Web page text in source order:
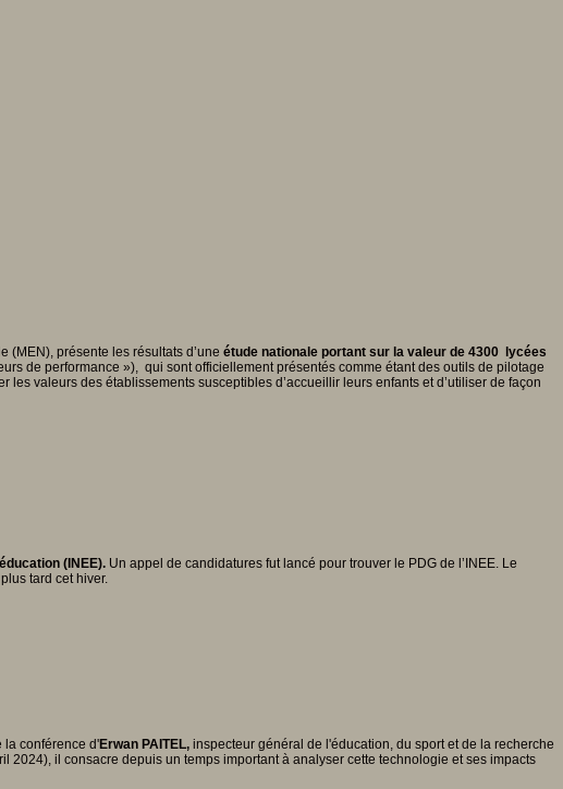
(MEN), présente les résultats d’une étude nationale portant sur la valeur de 4300 lycées
de performance »), qui sont officiellement présentés comme étant des outils de pilotage
valeurs des établissements susceptibles d’accueillir leurs enfants et d’utiliser de façon
(INEE). Un appel de candidatures fut lancé pour trouver le PDG de l’INEE. Le
tard cet hiver.
la conférence d'Erwan PAITEL, inspecteur général de l'éducation, du sport et de la recherche
2024), il consacre depuis un temps important à analyser cette technologie et ses impacts